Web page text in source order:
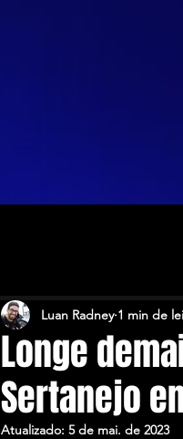
Longe
Sertanejo
Luan Radney 1 min de
Atualizado: 5 de mai. de 2023